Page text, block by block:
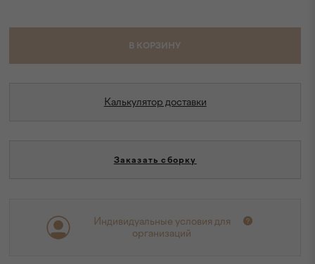
В КОРЗИНУ
Калькулятор доставки
Заказать сборку
Индивидуальные условия для
организаций